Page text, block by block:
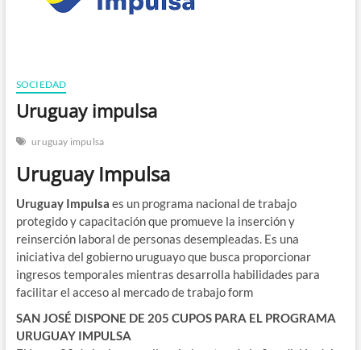
SOCIEDAD
Uruguay impulsa
uruguay impulsa
Uruguay Impulsa
Uruguay Impulsa es un programa nacional de trabajo
protegido y capacitación que promueve la inserción y
reinserción laboral de personas desempleadas. Es una
iniciativa del gobierno uruguayo que busca proporcionar
ingresos temporales mientras desarrolla habilidades para
facilitar el acceso al mercado de trabajo form
SAN JOSÉ DISPONE DE 205 CUPOS PARA EL PROGRAMA
URUGUAY IMPULSA